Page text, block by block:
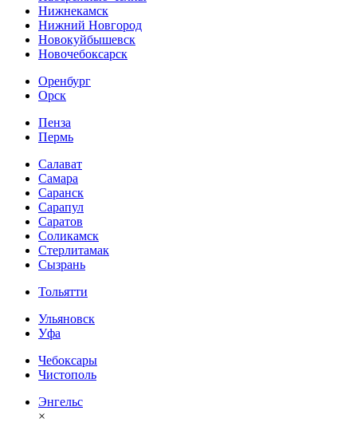
Нижнекамск
Нижний Новгород
Новокуйбышевск
Новочебоксарск
Оренбург
Орск
Пенза
Пермь
Салават
Самара
Саранск
Сарапул
Саратов
Соликамск
Стерлитамак
Сызрань
Тольятти
Ульяновск
Уфа
Чебоксары
Чистополь
Энгельс
×